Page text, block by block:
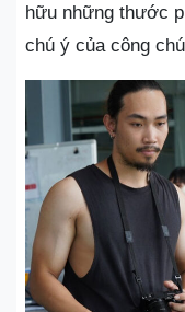
hữu những thước
chú ý của công